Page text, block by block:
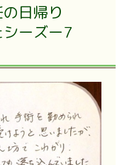
日帰り
ーズー7